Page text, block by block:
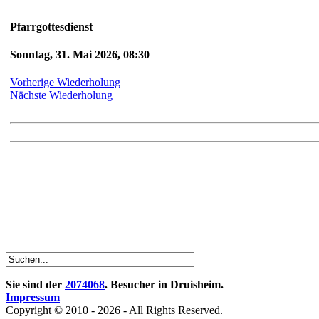
Pfarrgottesdienst
Sonntag, 31. Mai 2026, 08:30
Vorherige Wiederholung
Nächste Wiederholung
Sie sind der 2074068. Besucher in Druisheim.
Impressum
Copyright © 2010 - 2026 - All Rights Reserved.